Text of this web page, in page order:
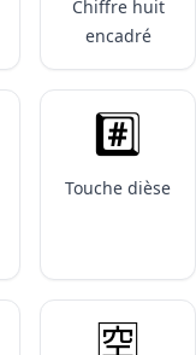
Chiffre huit
encadré
#️⃣
Touche dièse